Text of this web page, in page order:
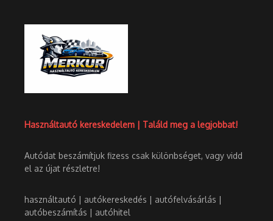
Használtautó kereskedelem | Találd meg a legjobbat!
Autódat beszámítjuk fizess csak különbséget, vagy vidd
el az újat részletre!
használtautó | autókereskedés | autófelvásárlás |
autóbeszámítás | autóhitel